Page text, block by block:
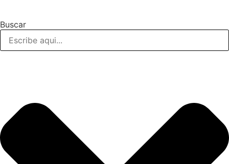
Buscar